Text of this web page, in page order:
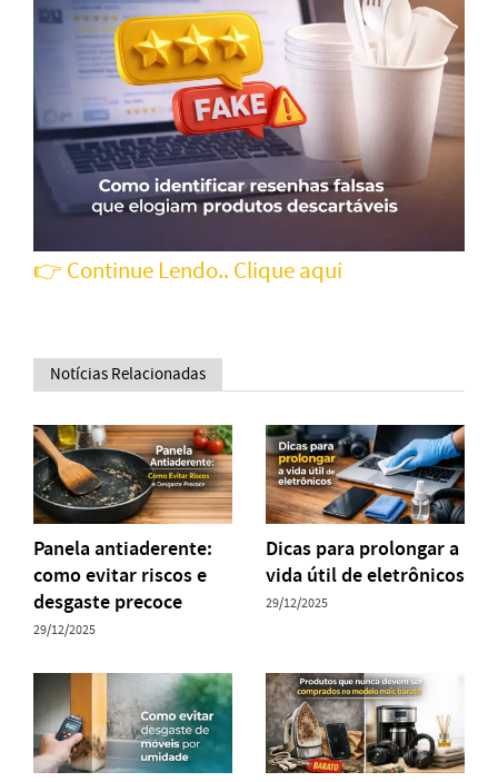
👉 Continue Lendo.. Clique aqui
Notícias Relacionadas
Panela antiaderente:
como evitar riscos e
desgaste precoce
29/12/2025
Dicas para prolongar a
vida útil de eletrônicos
29/12/2025